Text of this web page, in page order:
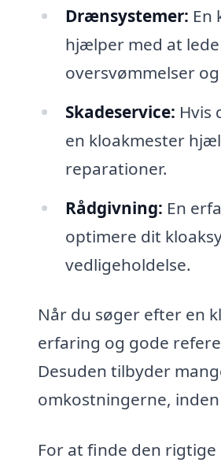
Drænsystemer: En
hjælper med at
oversvømmelser
Skadeservice: Hvis
en kloakmester
reparationer.
Rådgivning: En
optimere dit
vedligeholdelse.
Når du søger efter en
erfaring og gode
Desuden tilbyder
omkostningerne,
For at finde den